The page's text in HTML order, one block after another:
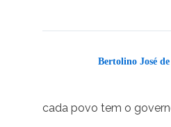
Bertolino José
cada povo tem o